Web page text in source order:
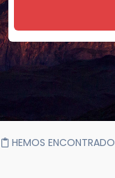
HEMOS ENCONTRADO